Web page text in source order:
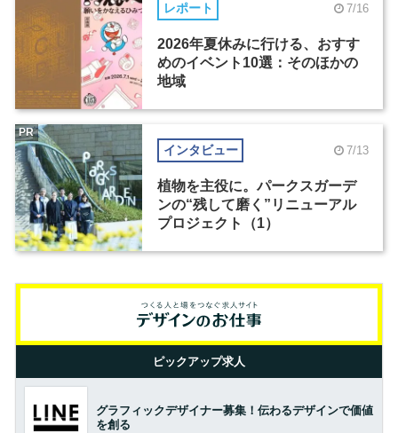
レポート 7/16
2026年夏休みに行ける、おすす
めのイベント10選：そのほかの
地域
インタビュー 7/13
植物を主役に。パークスガーデ
ンの“残して磨く”リニューアル
プロジェクト（1）
PR
ピックアップ求人
グラフィックデザイナー募集！伝わるデザインで価値
を創る